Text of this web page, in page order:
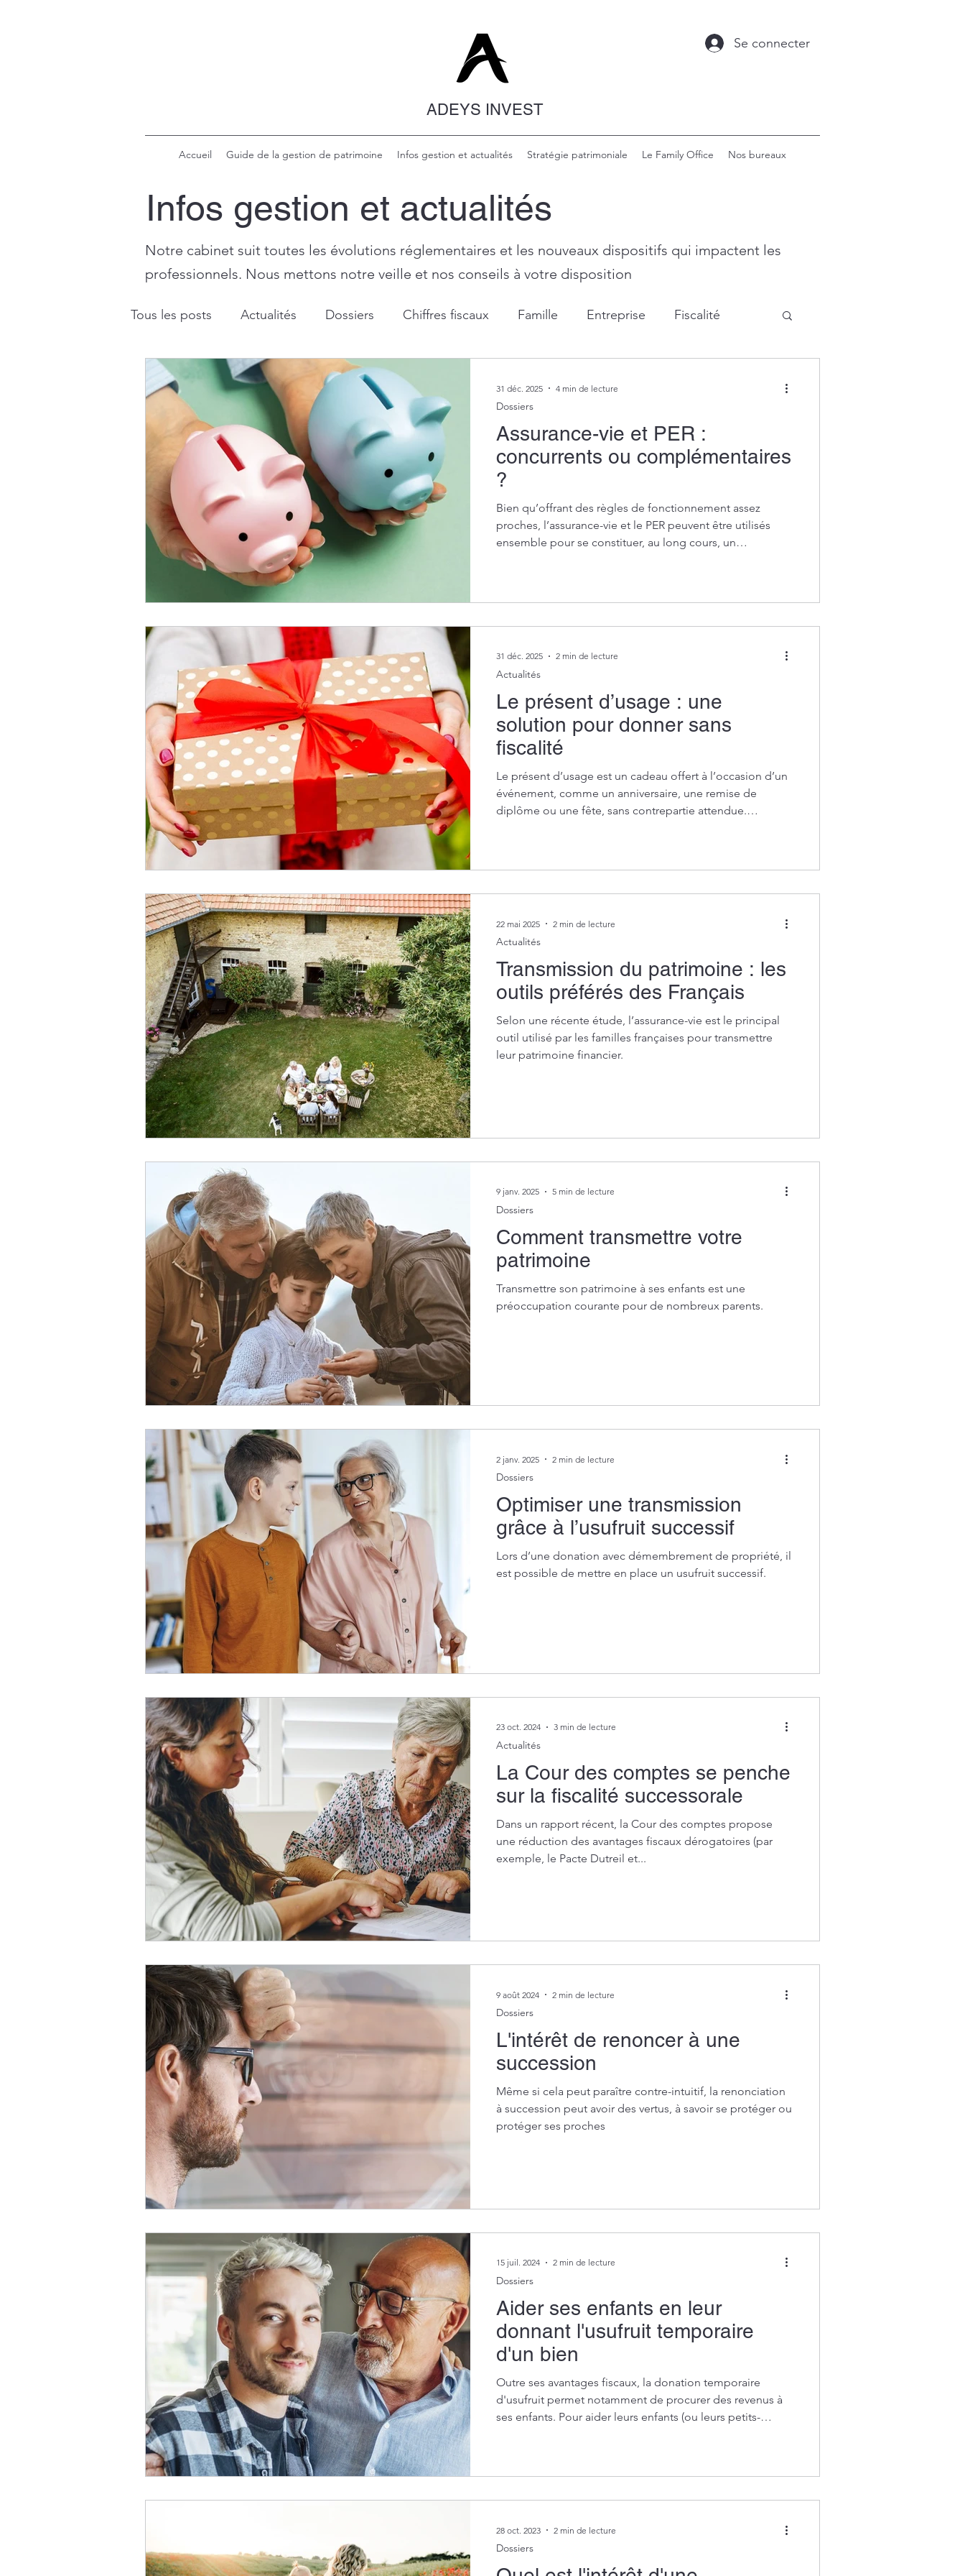
Se connecter
ADEYS INVEST
Accueil Guide de la gestion de patrimoine Infos gestion et actualités Stratégie patrimoniale Le Family Office Nos bureaux
Infos gestion et actualités
Notre cabinet suit toutes les évolutions réglementaires et les nouveaux dispositifs qui impactent les
professionnels. Nous mettons notre veille et nos conseils à votre disposition
Tous les posts Actualités Dossiers Chiffres fiscaux Famille Entreprise Fiscalité
Retraite Placement et finance Transmission et succession
Assurance-vie et PER :
concurrents ou complémentaires
?
Bien qu’offrant des règles de fonctionnement assez
proches, l’assurance-vie et le PER peuvent être utilisés
ensemble pour se constituer, au long cours, un
Dossiers
31 déc. 2025 4 min de lecture
Le présent d’usage : une
solution pour donner sans
fiscalité
Le présent d’usage est un cadeau offert à l’occasion d’un
événement, comme un anniversaire, une remise de
diplôme ou une fête, sans contrepartie attendue.
Actualités
31 déc. 2025 2 min de lecture
Transmission du patrimoine : les
outils préférés des Français
Selon une récente étude, l’assurance-vie est le principal
outil utilisé par les familles françaises pour transmettre
leur patrimoine financier.
Actualités
22 mai 2025 2 min de lecture
Comment transmettre votre
patrimoine
Transmettre son patrimoine à ses enfants est une
préoccupation courante pour de nombreux parents.
Dossiers
9 janv. 2025 5 min de lecture
Optimiser une transmission
grâce à l’usufruit successif
Lors d’une donation avec démembrement de propriété, il
est possible de mettre en place un usufruit successif.
Dossiers
2 janv. 2025 2 min de lecture
La Cour des comptes se penche
sur la fiscalité successorale
Dans un rapport récent, la Cour des comptes propose
une réduction des avantages fiscaux dérogatoires (par
exemple, le Pacte Dutreil et...
Actualités
23 oct. 2024 3 min de lecture
L'intérêt de renoncer à une
succession
Même si cela peut paraître contre-intuitif, la renonciation
à succession peut avoir des vertus, à savoir se protéger ou
protéger ses proches
Dossiers
9 août 2024 2 min de lecture
Aider ses enfants en leur
donnant l'usufruit temporaire
d'un bien
Outre ses avantages fiscaux, la donation temporaire
d'usufruit permet notamment de procurer des revenus à
ses enfants. Pour aider leurs enfants (ou leurs petits-
Dossiers
15 juil. 2024 2 min de lecture
Dossiers
28 oct. 2023 2 min de lecture